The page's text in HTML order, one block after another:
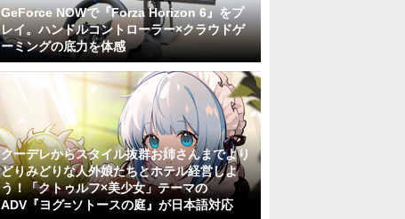
GeForce NOWで『Forza Horizon 6』をプ
レイ。ハンドルコントローラー×クラウドゲ
ーミングの底力を体感
クーデレからスタイル抜群お姉さんまでより
どりみどりな人外娘たちとホテル経営しよ
う！「クトゥルフ×美少女」テーマの
ADV『ヨグ=ソトースの庭』が日本語対応